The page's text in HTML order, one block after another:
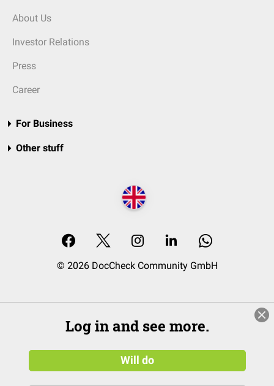
About Us
Investor Relations
Press
Career
For Business
Other stuff
© 2026 DocCheck Community GmbH
Log in and see more.
Will do